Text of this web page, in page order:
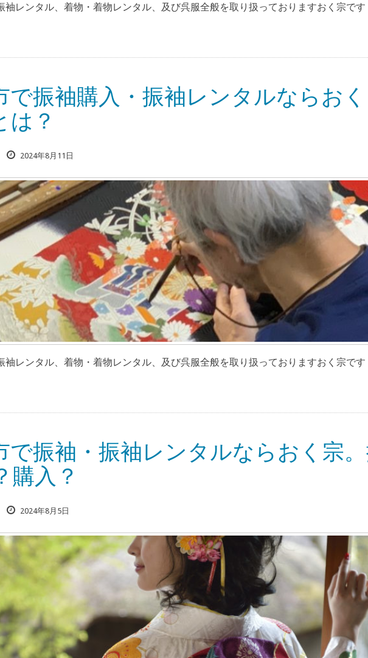
袖レンタル、着物・着物レンタル、及び呉服全般を取り扱っておりますおく宗で
で振袖購入・振袖レンタルならおく
は？
2024年8月11日
袖レンタル、着物・着物レンタル、及び呉服全般を取り扱っておりますおく宗で
で振袖・振袖レンタルならおく宗
購入？
2024年8月5日